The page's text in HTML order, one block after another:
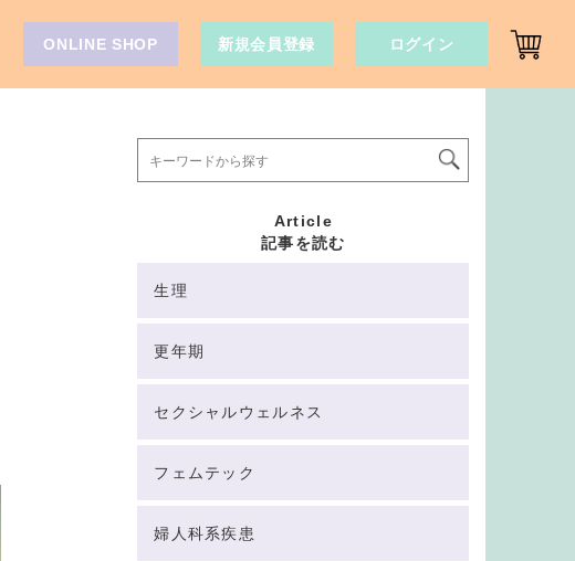
Article
記事を読む
生理
更年期
セクシャルウェルネス
フェムテック
婦人科系疾患
ONLINE SHOP 新規会員登録 ログイン